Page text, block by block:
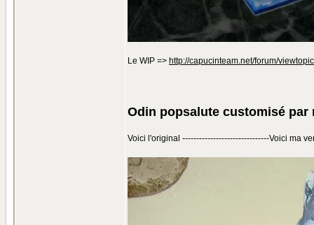
Le WIP => http://capucinteam.net/forum/
Odin popsalute customisé par
Voici l'original -------------------------------Voici ma